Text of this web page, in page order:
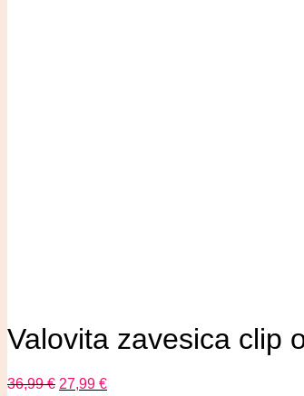
Valovita zavesica clip
36,99€ 27,99 €